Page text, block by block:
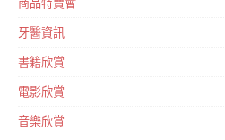
牙醫資訊
書籍欣賞
電影欣賞
音樂欣賞